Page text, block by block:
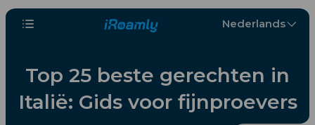
Nederlands
Top 25 beste gerechten in
Italië: Gids voor fijnproevers